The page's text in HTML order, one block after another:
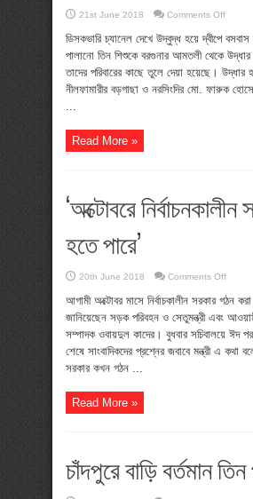
21st June 2018 Comments Offon
খেয়ে
দ্বীপে
বাস
ঘর
ছাড়া
ডিসকভারি চ্যানেল দেখে উদ্বুদ্ধ হয়ে দ্বীপে বসবাস
পালানো তিন শিশুকে বরগুনার আমতলী থেকে
তাদের পরিবারের কাছে তুলে দেয়া হয়েছে। উদ্ধার
নীলফামারীর বড়গাছা ও নরসিংদির মো. ফারুক
...
Read More »
‘অক্টোবরে
হতে পারে’
20th June 2018 Comments Offon
সরকার
গঠন
হতে
পারে’
আগামী অক্টোবর মাসে নির্বাচকালীন সরকার গঠন
জানিয়েছেন সড়ক পরিবহন ও সেতুমন্ত্রী এবং
সম্পাদক ওবায়দুল কাদের। বুধবার সচিবালয়ে ঈদ
শেষে সাংবাদিকদের প্রশ্নের জবাবে মন্ত্রী এ কথা
সরকার কখন গঠন ...
Read More »
চাঁদপুরে বাড়ি বর্তমান